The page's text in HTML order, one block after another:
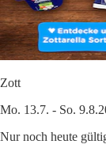
Zott
Mo. 13.7. - So.
Nur noch heute